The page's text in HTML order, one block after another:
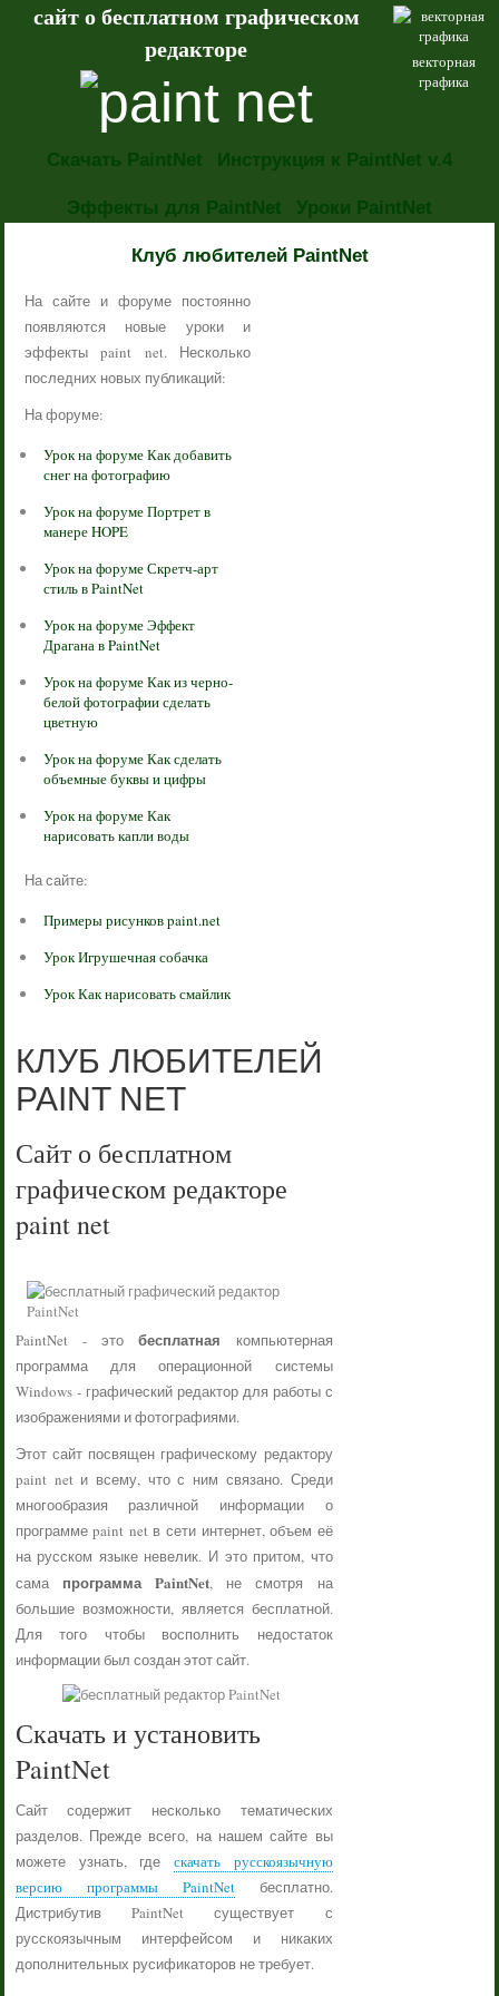
векторная
графика
сайт о бесплатном графическом
редакторе
Скачать PaintNet Инструкция к PaintNet v.4
Эффекты для PaintNet Уроки PaintNet
Клуб любителей PaintNet
На сайте и форуме постоянно
появляются новые уроки и
эффекты paint net. Несколько
последних новых публикаций:
На форуме:
Урок на форуме Как добавить
снег на фотографию
Урок на форуме Портрет в
манере HOPE
Урок на форуме Скретч-арт
стиль в PaintNet
Урок на форуме Эффект
Драгана в PaintNet
Урок на форуме Как из черно-
белой фотографии сделать
цветную
Урок на форуме Как сделать
объемные буквы и цифры
Урок на форуме Как
нарисовать капли воды
На сайте:
Примеры рисунков paint.net
Урок Игрушечная собачка
Урок Как нарисовать смайлик
КЛУБ ЛЮБИТЕЛЕЙ
PAINT NET
Сайт о бесплатном
графическом редакторе
paint net
PaintNet - этобесплатная компьютерная
программа для операционной системы
Windows - графический редактор для работы с
изображениями и фотографиями.
Этот сайт посвящен графическому редактору
paint net и всему, что с ним связано. Среди
многообразия различной информации о
программе paint net в сети интернет, объем её
на русском языке невелик. И это притом, что
сама программа PaintNet, не смотря на
большие возможности, является бесплатной.
Для того чтобы восполнить недостаток
информации был создан этот сайт.
Скачать и установить
PaintNet
Сайт содержит несколько тематических
разделов. Прежде всего, на нашем сайте вы
можете узнать, где скачать русскоязычную
версию программы PaintNetбесплатно.
Дистрибутив PaintNet существует с
русскоязычным интерфейсом и никаких
дополнительных русификаторов не требует.